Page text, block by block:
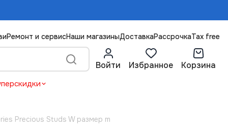
Ремонт и сервисНаши магазиныДоставкаРассрочкаTax free
Войти Избранное Корзина
Precious Studs W размер m